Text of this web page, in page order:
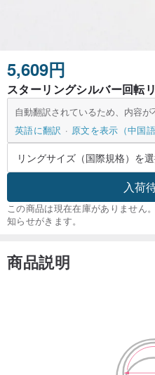
5,609円
スターリングシルバー回転
自動翻訳されているため、内容が
英語に翻訳
原文を表示（中国語
入荷
この商品は現在在庫がありません
知らせがきます。
商品説明